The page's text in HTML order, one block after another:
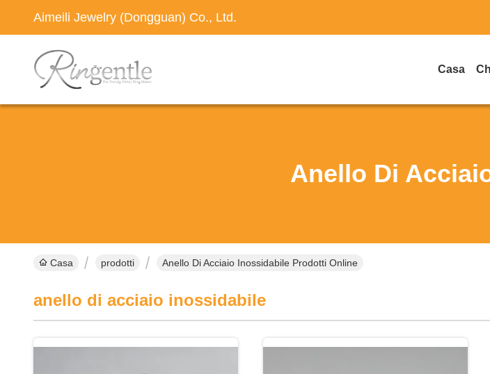
Aimeili Jewelry (Dongguan) Co., Ltd.
Casa
Anello Di
Casa prodotti Anello Di Acciaio Inossidabile Prodotti Online
anello di acciaio inossidabile